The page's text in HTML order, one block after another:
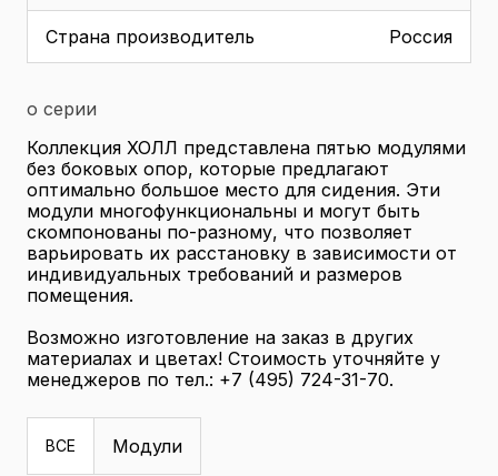
Страна производитель Россия
о серии
Коллекция ХОЛЛ представлена пятью модулями
без боковых опор, которые предлагают
оптимально большое место для сидения. Эти
модули многофункциональны и могут быть
скомпонованы по-разному, что позволяет
варьировать их расстановку в зависимости от
индивидуальных требований и размеров
помещения.
Возможно изготовление на заказ в других
материалах и цветах! Стоимость уточняйте у
менеджеров по тел.: +7 (495) 724-31-70.
ВСЕ Модули